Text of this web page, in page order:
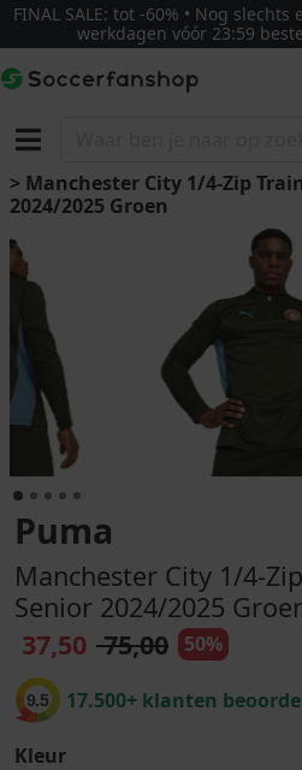
FINAL SALE: tot -60% • Nog
werkdagen vóór 23:59
> Manchester City 1/4-Zip
2024/2025 Groen
Puma
Manchester City 1/4-
Senior 2024/2025
37,50 75,00 50%
9.5 17.500+ klanten
Kleur